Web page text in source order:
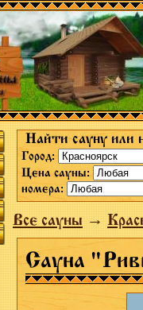
Найти сауну или
Город:
Цена сауны:
номера:
Все сауны→
Сауна